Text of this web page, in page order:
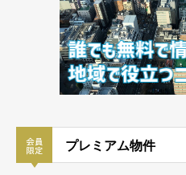
プレミアム物件